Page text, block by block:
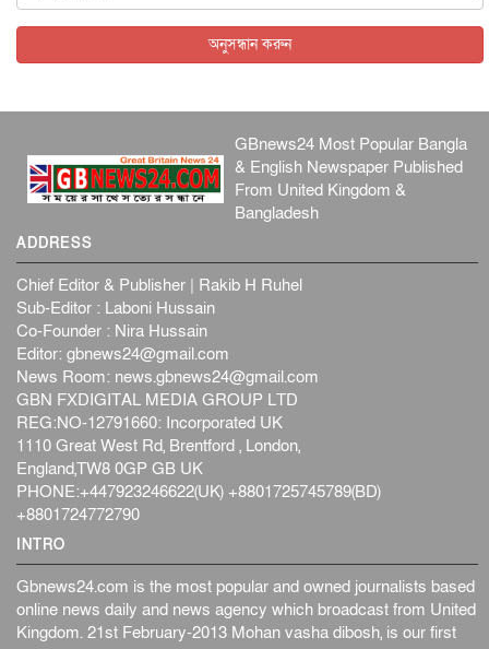
আন্তর্জাতিক ৫ আগস্ট, ২০২৬
অনুসন্ধান করুন
GBnews24 Most Popular Bangla
& English Newspaper Published
From United Kingdom &
Bangladesh
ADDRESS
Chief Editor & Publisher | Rakib H Ruhel
Sub-Editor : Laboni Hussain
Co-Founder : Nira Hussain
Editor: gbnews24@gmail.com
News Room: news.gbnews24@gmail.com
GBN FXDIGITAL MEDIA GROUP LTD
REG:NO-12791660: Incorporated UK
1110 Great West Rd, Brentford , London,
England,TW8 0GP GB UK
PHONE:+447923246622(UK) +8801725745789(BD)
+8801724772790
INTRO
Gbnews24.com is the most popular and owned journalists based
online news daily and news agency which broadcast from United
Kingdom. 21st February-2013 Mohan vasha dibosh, is our first